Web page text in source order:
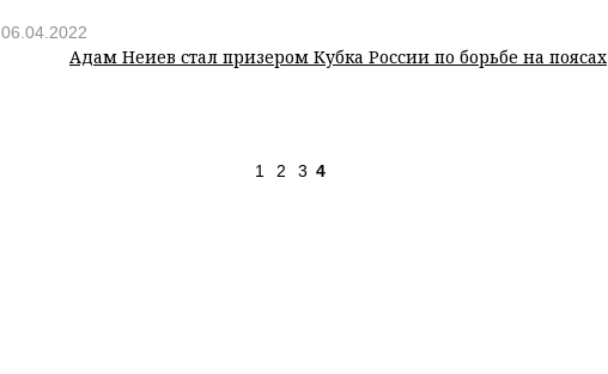
06.04.2022
Адам Неиев стал призером Кубка России по борьбе на поясах
1 2 3 4